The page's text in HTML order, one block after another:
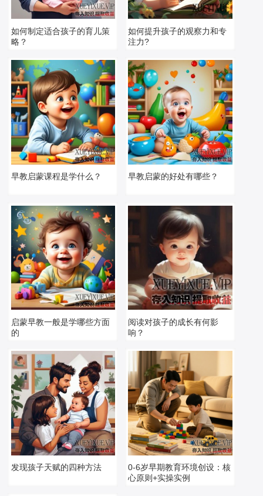
如何制定适合孩子的育儿策
略？
如何提升孩子的观察力和专
注力?
早教启蒙课程是学什么？ 早教启蒙的好处有哪些？
启蒙早教一般是学哪些方面
的
阅读对孩子的成长有何影
响？
发现孩子天赋的四种方法
0-6岁早期教育环境创设：核
心原则+实操实例